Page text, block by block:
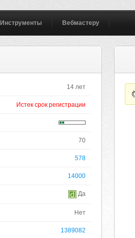
Инструменты Вебмастеру
14 лет
Истек срок регистрации
70
578
14000
Да
Нет
1389082